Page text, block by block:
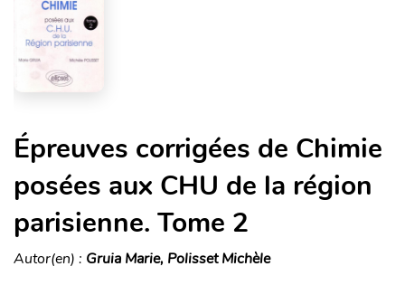
Épreuves corrigées de Chimie
posées aux CHU de la région
parisienne. Tome 2
Autor(en) : Gruia Marie, Polisset Michèle